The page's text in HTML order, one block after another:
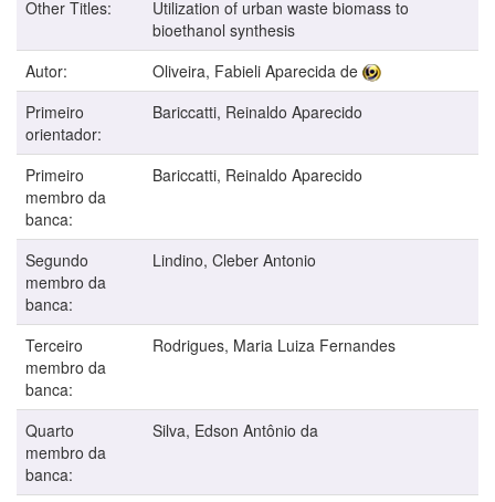
Other Titles:
Utilization of urban waste biomass to
bioethanol synthesis
Autor:
Oliveira, Fabieli Aparecida de
Primeiro
orientador:
Bariccatti, Reinaldo Aparecido
Primeiro
membro da
banca:
Bariccatti, Reinaldo Aparecido
Segundo
membro da
banca:
Lindino, Cleber Antonio
Terceiro
membro da
banca:
Rodrigues, Maria Luiza Fernandes
Quarto
membro da
banca:
Silva, Edson Antônio da